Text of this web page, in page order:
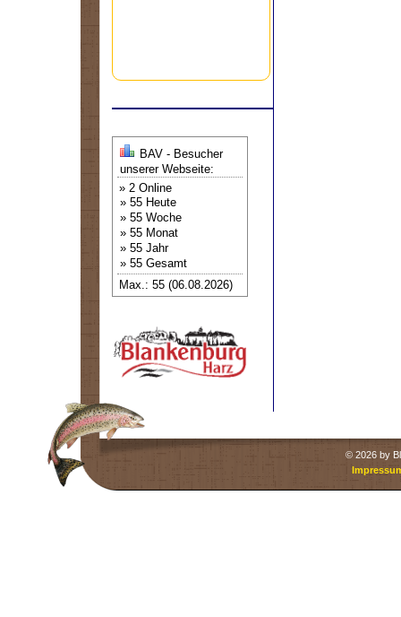
BAV - Besucher
unserer Webseite:
» 2 Online
» 55 Heute
» 55 Woche
» 55 Monat
» 55 Jahr
» 55 Gesamt
Max.: 55 (06.08.2026)
© 2026 by